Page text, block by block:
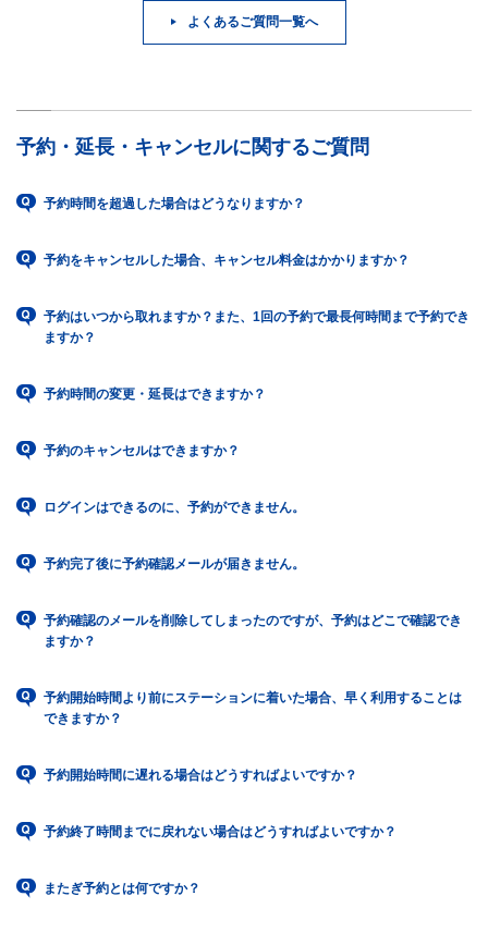
よくあるご質問一覧へ
予約・延長・キャンセルに関するご質問
予約時間を超過した場合はどうなりますか？
予約をキャンセルした場合、キャンセル料金はかかりますか？
予約はいつから取れますか？また、1回の予約で最長何時間まで予約でき
ますか？
予約時間の変更・延長はできますか？
予約のキャンセルはできますか？
ログインはできるのに、予約ができません。
予約完了後に予約確認メールが届きません。
予約確認のメールを削除してしまったのですが、予約はどこで確認でき
ますか？
予約開始時間より前にステーションに着いた場合、早く利用することは
できますか？
予約開始時間に遅れる場合はどうすればよいですか？
予約終了時間までに戻れない場合はどうすればよいですか？
またぎ予約とは何ですか？